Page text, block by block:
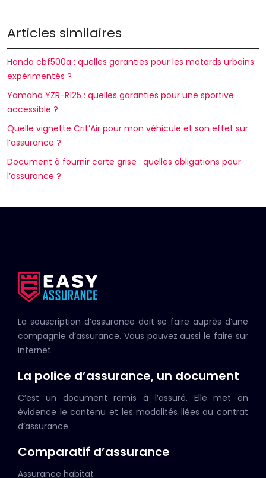
Articles similaires
Honda cbf500a : quelles garanties pour les motards urbains
expérimentés ?
Yamaha YZR-R125 : quelles garanties pour une sportive
accessible ?
Quelle vignette Crit’Air pour mon véhicule et son effet sur
l’assurance ?
Document à fournir carte grise : quelles obligations pour
l’assurance ?
La souscription d’assurance doit se faire auprès d’une
compagnie d’assurance. Vous pouvez aussi le faire sur
internet.
La police d’assurance, un document
C’est un document remis à l’assuré. Elle met en
évidence le contenu et les modalités liées au contrat
d’assurance.
Comparatif d’assurance
Assurance habitat